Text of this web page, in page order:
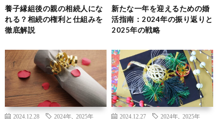
養子縁組後の親の相続人にな
れる？相続の権利と仕組みを
徹底解説
新たな一年を迎えるための婚
活指南：2024年の振り返りと
2025年の戦略
2024.12.28 2024年 2025年 2024.12.27 2024年 2025年